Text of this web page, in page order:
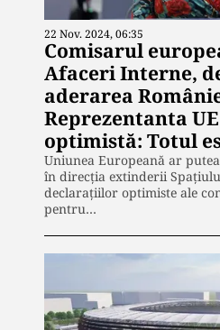
22 Nov. 2024, 06:35
Comisarul
Afaceri Interne,
aderarea
Reprezentanta
optimistă: Totul
Uniunea Europeană ar
în direcția extinderii
declarațiilor optimiste ale
pentru…